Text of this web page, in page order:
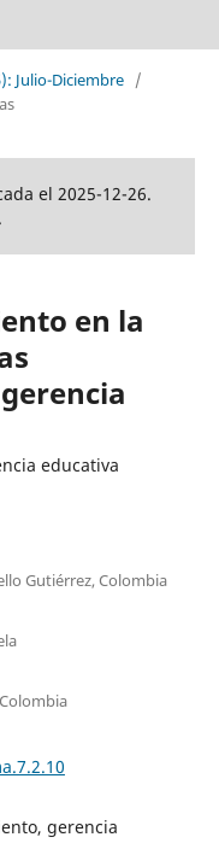
Julio-Diciembre /
el 2025-12-26.
en la
educativa
Gutiérrez, Colombia
gerencia